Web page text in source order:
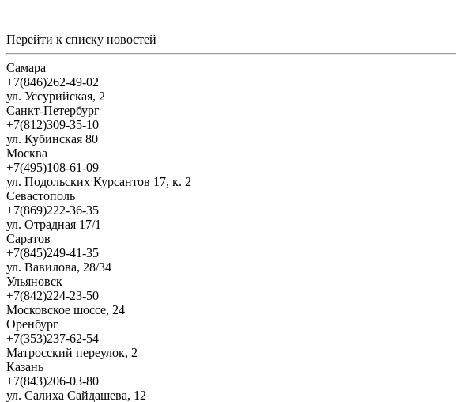
Перейти к списку новостей
Самара
+7(846)262-49-02
ул. Уссурийская, 2
Санкт-Петербург
+7(812)309-35-10
ул. Кубинская 80
Москва
+7(495)108-61-09
ул. Подольских Курсантов 17, к. 2
Севастополь
+7(869)222-36-35
ул. Отрадная 17/1
Саратов
+7(845)249-41-35
ул. Вавилова, 28/34
Ульяновск
+7(842)224-23-50
Московское шоссе, 24
Оренбург
+7(353)237-62-54
Матросский переулок, 2
Казань
+7(843)206-03-80
ул. Салиха Сайдашева, 12